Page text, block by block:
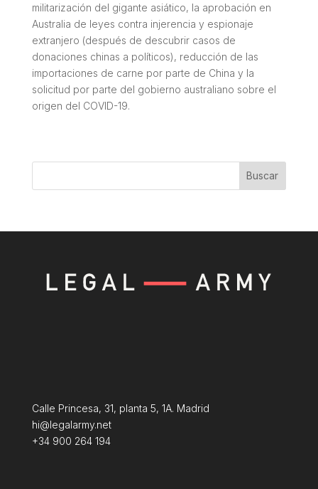
militarización del gigante asiático, la aprobación en
Australia de leyes contra injerencia y espionaje
extranjero (después de descubrir casos de
donaciones chinas a políticos), reducción de las
importaciones de carne por parte de China y la
solicitud por parte del gobierno australiano sobre el
origen del COVID-19.
Buscar
Calle Princesa, 31, planta 5, 1A. Madrid
hi@legalarmy.net
+34 900 264 194